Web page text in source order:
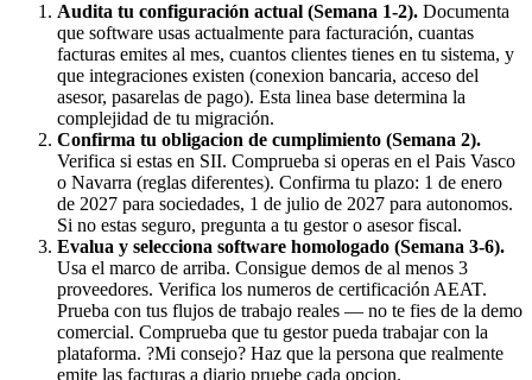
Audita tu configuración actual (Semana 1-2). Documenta
que software usas actualmente para facturación, cuantas
facturas emites al mes, cuantos clientes tienes en tu sistema, y
que integraciones existen (conexion bancaria, acceso del
asesor, pasarelas de pago). Esta linea base determina la
complejidad de tu migración.
Confirma tu obligacion de cumplimiento (Semana 2).
Verifica si estas en SII. Comprueba si operas en el Pais Vasco
o Navarra (reglas diferentes). Confirma tu plazo: 1 de enero
de 2027 para sociedades, 1 de julio de 2027 para autonomos.
Si no estas seguro, pregunta a tu gestor o asesor fiscal.
Evalua y selecciona software homologado (Semana 3-6).
Usa el marco de arriba. Consigue demos de al menos 3
proveedores. Verifica los numeros de certificación AEAT.
Prueba con tus flujos de trabajo reales — no te fies de la demo
comercial. Comprueba que tu gestor pueda trabajar con la
plataforma. ?Mi consejo? Haz que la persona que realmente
emite las facturas a diario pruebe cada opcion.